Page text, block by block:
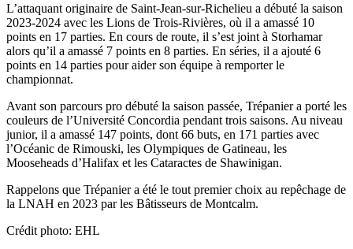
L’attaquant originaire de Saint-Jean-sur-Richelieu a débuté la saison
2023-2024 avec les Lions de Trois-Rivières, où il a amassé 10
points en 17 parties. En cours de route, il s’est joint à Storhamar
alors qu’il a amassé 7 points en 8 parties. En séries, il a ajouté 6
points en 14 parties pour aider son équipe à remporter le
championnat.
Avant son parcours pro débuté la saison passée, Trépanier a porté les
couleurs de l’Université Concordia pendant trois saisons. Au niveau
junior, il a amassé 147 points, dont 66 buts, en 171 parties avec
l’Océanic de Rimouski, les Olympiques de Gatineau, les
Mooseheads d’Halifax et les Cataractes de Shawinigan.
Rappelons que Trépanier a été le tout premier choix au repêchage de
la LNAH en 2023 par les Bâtisseurs de Montcalm.
Crédit photo: EHL